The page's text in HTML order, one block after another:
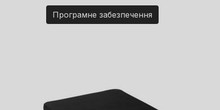
Програмне забезпечення